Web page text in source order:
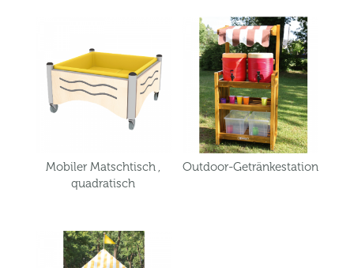
Mobiler Matschtisch ,
quadratisch
Outdoor-Getränkestation